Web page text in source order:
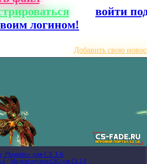
войти
логином!
Добавить свою
Phoenix» для CS 1.6
/ Модели оружия CSO для CS 1.6